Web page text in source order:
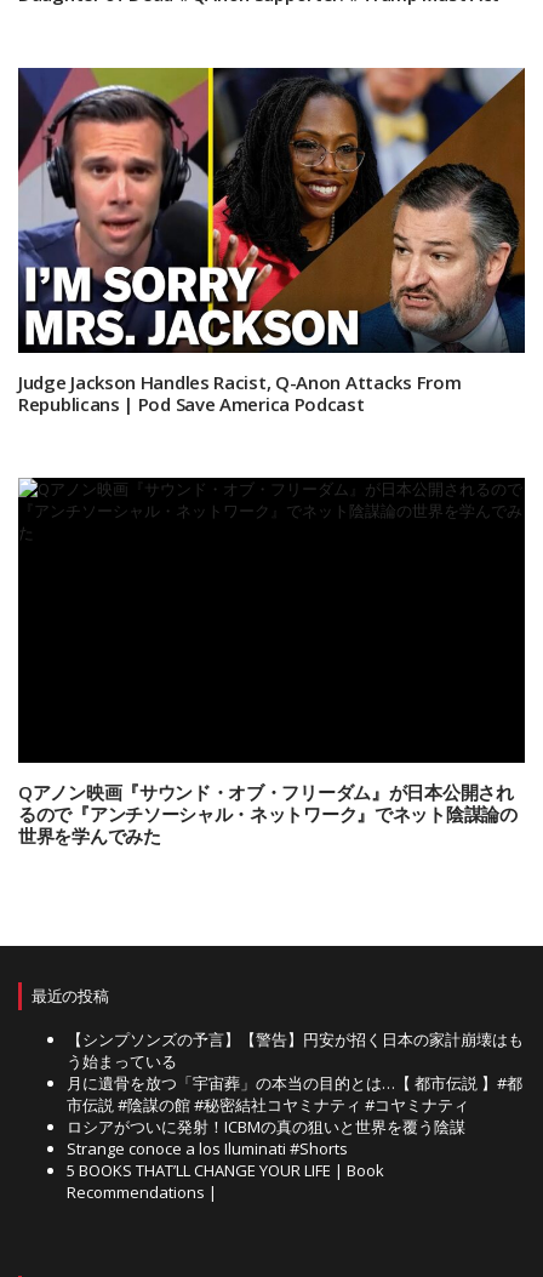
Judge Jackson Handles Racist, Q-Anon Attacks From
Republicans | Pod Save America Podcast
Qアノン映画『サウンド・オブ・フリーダム』が日本公開され
るので『アンチソーシャル・ネットワーク』でネット陰謀論の
世界を学んでみた
最近の投稿
【シンプソンズの予言】【警告】円安が招く日本の家計崩壊はも
う始まっている
月に遺骨を放つ「宇宙葬」の本当の目的とは…【 都市伝説 】#都
市伝説 #陰謀の館 #秘密結社コヤミナティ #コヤミナティ
ロシアがついに発射！ICBMの真の狙いと世界を覆う陰謀
Strange conoce a los Iluminati #Shorts
5 BOOKS THAT’LL CHANGE YOUR LIFE | Book
Recommendations |